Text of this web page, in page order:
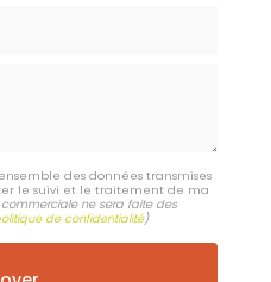
des données transmises
le suivi et le traitement de ma
ne sera faite des
de confidentialité)